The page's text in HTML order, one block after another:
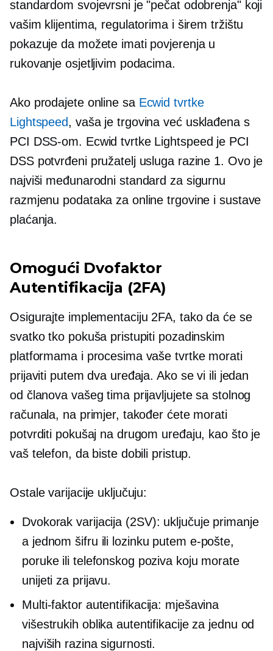
standardom svojevrsni je "pečat odobrenja" koji
vašim klijentima, regulatorima i širem tržištu
pokazuje da možete imati povjerenja u
rukovanje osjetljivim podacima.
Ako prodajete online sa Ecwid tvrtke
Lightspeed, vaša je trgovina već usklađena s
PCI DSS-om. Ecwid tvrtke Lightspeed je PCI
DSS potvrđeni pružatelj usluga razine 1. Ovo je
najviši međunarodni standard za sigurnu
razmjenu podataka za online trgovine i sustave
plaćanja.
Omogući Dvofaktor
Autentifikacija (2FA)
Osigurajte implementaciju 2FA, tako da će se
svatko tko pokuša pristupiti pozadinskim
platformama i procesima vaše tvrtke morati
prijaviti putem dva uređaja. Ako se vi ili jedan
od članova vašeg tima prijavljujete sa stolnog
računala, na primjer, također ćete morati
potvrditi pokušaj na drugom uređaju, kao što je
vaš telefon, da biste dobili pristup.
Ostale varijacije uključuju:
Dvokorak varijacija (2SV): uključuje primanje
a jednom šifru ili lozinku putem e-pošte,
poruke ili telefonskog poziva koju morate
unijeti za prijavu.
Multi-faktorautentifikacija: mješavina
višestrukih oblika autentifikacije za jednu od
najviših razina sigurnosti.